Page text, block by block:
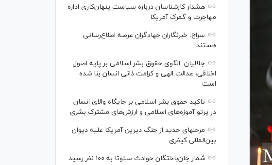
هشدار کارشناسان درباره سیاست پنهان‌کاری اداره
مهاجرت و گمرک آمریکا
سراج: خبرنگاران جهادگران عرصه اطلاع‌رسانی
هستند
جلالیان: الگوی حقوق بشر اسلامی بر پایه اصول
اخلاقی، عدالت الهی و کرامت ذاتی انسان بنا شده
است
تاکید حقوق بشر اسلامی بر جایگاه والای انسان
در پرتو آموزه‌های اسلامی و ارزش‌های مشترک بشری
مرحله‎ای جدید از جنگ دیرین آمریکا علیه دیوان
بین‌المللی کیفری
شمار جان‌باختگان حوادث سئوتا به ۱۰۰ نفر رسید